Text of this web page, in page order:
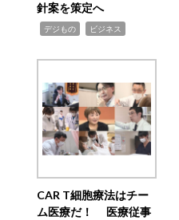
針案を策定へ
デジもの ビジネス
CAR T細胞療法はチー
ム医療だ！ 医療従事